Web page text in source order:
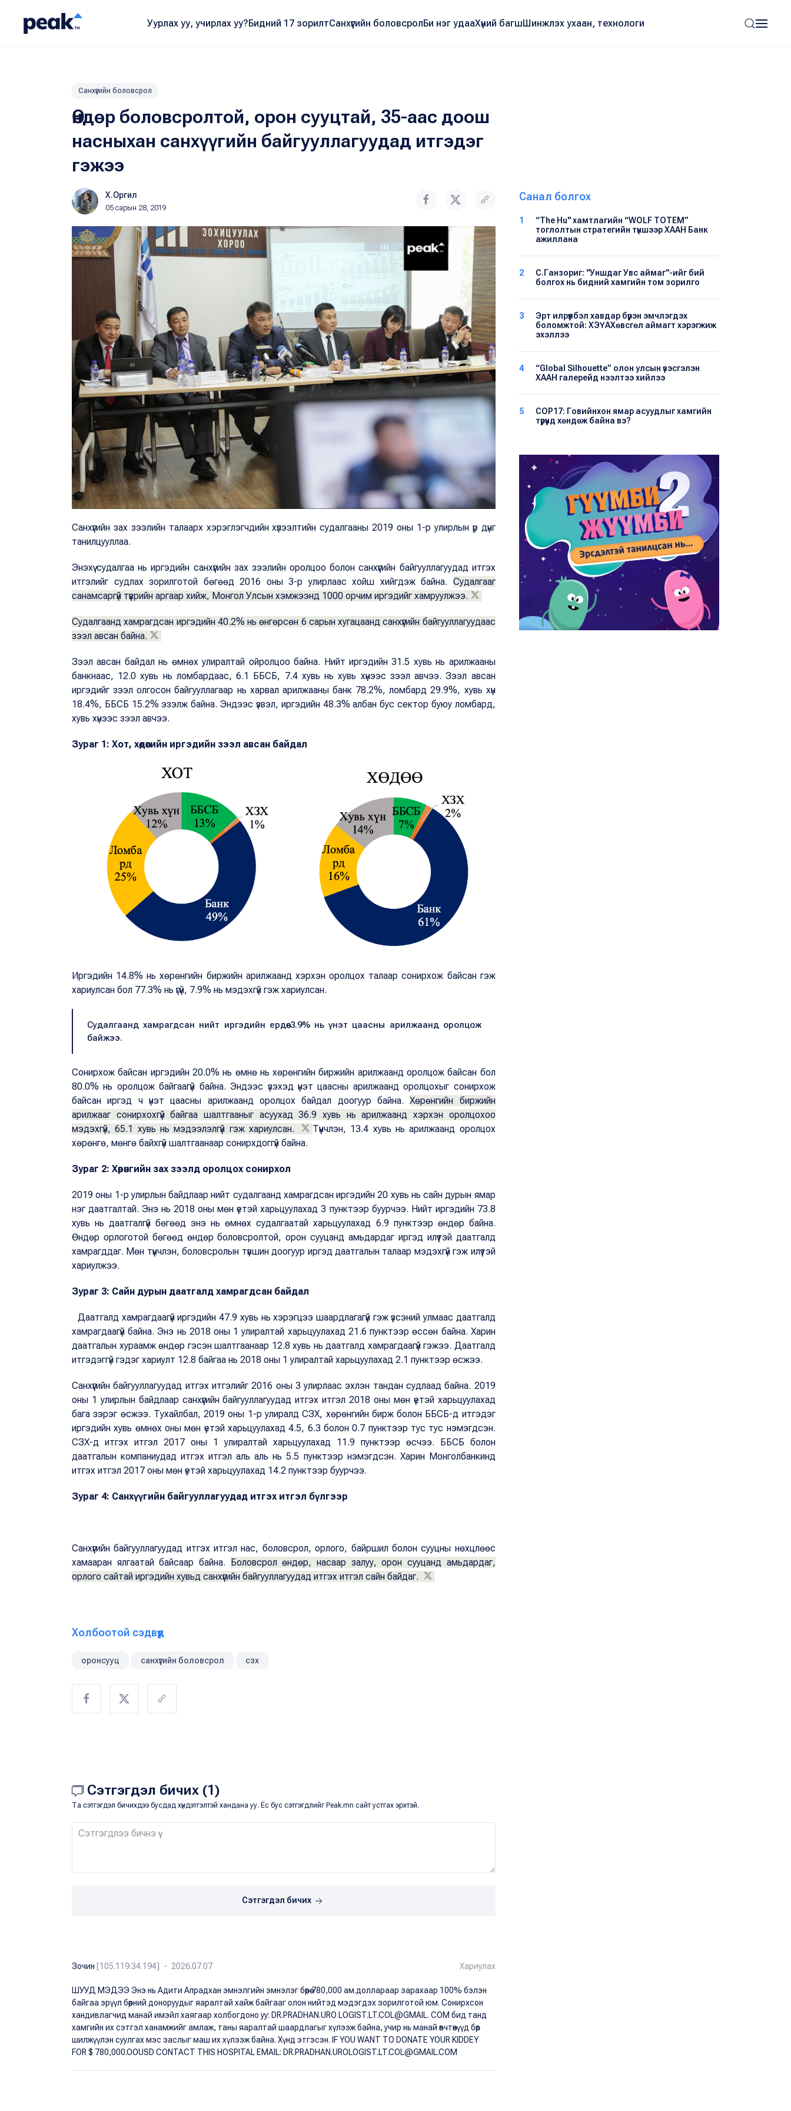
Уурлах уу, учирлах уу?Бидний 17 зорилтСанхүүгийн боловсролБи нэг удааХүний багшШинжлэх ухаан, технологи
Санхүүгийн боловсрол
Өндөр боловсролтой, орон сууцтай, 35-аас доош
насныхан санхүүгийн байгууллагуудад итгэдэг
гэжээ
Х.Оргил
05 сарын 28, 2019
Санхүүгийн зах зээлийн талаарх хэрэглэгчдийн хүлээлтийн судалгааны 2019 оны 1-р улирлын үр дүнг
танилцууллаа.
Энэхүү судалгаа нь иргэдийн санхүүгийн зах зээлийн оролцоо болон санхүүгийн байгууллагуудад итгэх
итгэлийг судлах зорилготой бөгөөд 2016 оны 3-р улирлаас хойш хийгдэж байна. Судалгааг
санамсаргүй түүврийн аргаар хийж, Монгол Улсын хэмжээнд 1000 орчим иргэдийг хамруулжээ.
Судалгаанд хамрагдсан иргэдийн 40.2% нь өнгөрсөн 6 сарын хугацаанд санхүүгийн байгууллагуудаас
зээл авсан байна.
Зээл авсан байдал нь өмнөх улиралтай ойролцоо байна. Нийт иргэдийн 31.5 хувь нь арилжааны
банкнаас, 12.0 хувь нь ломбардаас, 6.1 ББСБ, 7.4 хувь нь хувь хүнээс зээл авчээ. Зээл авсан
иргэдийг зээл олгосон байгууллагаар нь харвал арилжааны банк 78.2%, ломбард 29.9%, хувь хүн
18.4%, ББСБ 15.2% эзэлж байна. Эндээс үзвэл, иргэдийн 48.3% албан бус сектор буюу ломбард,
хувь хүнээс зээл авчээ.
Зураг 1: Хот, хөдөөгийн иргэдийн зээл авсан байдал
Иргэдийн 14.8% нь хөрөнгийн биржийн арилжаанд хэрхэн оролцох талаар сонирхож байсан гэж
хариулсан бол 77.3% нь үгүй, 7.9% нь мэдэхгүй гэж хариулсан.
Судалгаанд хамрагдсан нийт иргэдийн ердөө 3.9% нь үнэт цаасны арилжаанд оролцож
байжээ.
Сонирхож байсан иргэдийн 20.0% нь өмнө нь хөрөнгийн биржийн арилжаанд оролцож байсан бол
80.0% нь оролцож байгаагүй байна. Эндээс үзэхэд үнэт цаасны арилжаанд оролцохыг сонирхож
байсан иргэд ч үнэт цаасны арилжаанд оролцох байдал доогуур байна.Хөрөнгийн биржийн
арилжааг сонирхохгүй байгаа шалтгааныг асуухад 36.9 хувь нь арилжаанд хэрхэн оролцохоо
мэдэхгүй, 65.1 хувь нь мэдээлэлгүй гэж хариулсан.
Түүнчлэн, 13.4 хувь нь арилжаанд оролцох
хөрөнгө, мөнгө байхгүй шалтгаанаар сонирхдоггүй байна.
Зураг 2: Хөрөнгийн зах зээлд оролцох сонирхол
2019 оны 1-р улирлын байдлаар нийт судалгаанд хамрагдсан иргэдийн 20 хувь нь сайн дурын ямар
нэг даатгалтай. Энэ нь 2018 оны мөн үетэй харьцуулахад 3 пунктээр буурчээ. Нийт иргэдийн 73.8
хувь нь даатгалгүй бөгөөд энэ нь өмнөх судалгаатай харьцуулахад 6.9 пунктээр өндөр байна.
Өндөр орлоготой бөгөөд өндөр боловсролтой, орон сууцанд амьдардаг иргэд илүүтэй даатгалд
хамрагддаг. Мөн түүнчлэн, боловсролын түвшин доогуур иргэд даатгалын талаар мэдэхгүй гэж илүүтэй
хариулжээ.
Зураг 3: Сайн дурын даатгалд хамрагдсан байдал
Даатгалд хамрагдаагүй иргэдийн 47.9 хувь нь хэрэгцээ шаардлагагүй гэж үзсэний улмаас даатгалд
хамрагдаагүй байна. Энэ нь 2018 оны 1 улиралтай харьцуулахад 21.6 пунктээр өссөн байна. Харин
даатгалын хураамж өндөр гэсэн шалтгаанаар 12.8 хувь нь даатгалд хамрагдаагүй гэжээ. Даатгалд
итгэдэггүй гэдэг хариулт 12.8 байгаа нь 2018 оны 1 улиралтай харьцуулахад 2.1 пунктээр өсжээ.
Санхүүгийн байгууллагуудад итгэх итгэлийг 2016 оны 3 улирлаас эхлэн тандан судлаад байна. 2019
оны 1 улирлын байдлаар санхүүгийн байгууллагуудад итгэх итгэл 2018 оны мөн үетэй харьцуулахад
бага зэрэг өсжээ. Тухайлбал, 2019 оны 1-р улиралд СЗХ, хөрөнгийн бирж болон ББСБ-д итгэдэг
иргэдийн хувь өмнөх оны мөн үетэй харьцуулахад 4.5, 6.3 болон 0.7 пунктээр тус тус нэмэгдсэн.
СЗХ-д итгэх итгэл 2017 оны 1 улиралтай харьцуулахад 11.9 пунктээр өсчээ. ББСБ болон
даатгалын компаниудад итгэх итгэл аль аль нь 5.5 пунктээр нэмэгдсэн. Харин Монголбанкинд
итгэх итгэл 2017 оны мөн үетэй харьцуулахад 14.2 пунктээр буурчээ.
Зураг 4: Санхүүгийн байгууллагуудад итгэх итгэл бүлгээр
Санхүүгийн байгууллагуудад итгэх итгэл нас, боловсрол, орлого, байршил болон сууцны нөхцлөөс
хамааран ялгаатай байсаар байна.
Боловсрол өндөр, насаар залуу, орон сууцанд амьдардаг,
орлого сайтай иргэдийн хувьд санхүүгийн байгууллагуудад итгэх итгэл сайн байдаг.
Холбоотой сэдвүүд
оронсууц санхүүгийн боловсрол сзх
Сэтгэгдэл бичих (1)
Та сэтгэгдэл бичихдээ бусдад хүндэтгэлтэй хандана уу. Ёс бус сэтгэгдлийг Peak.mn сайт устгах эрхтэй.
Сэтгэгдэл бичих
Зочин [105.119.34.194] ・ 2026.07.07 Хариулах
ШУУД МЭДЭЭ Энэ нь Адити Апрадхан эмнэлгийн эмнэлэг бөөрөө 780,000 ам.доллараар зарахаар 100% бэлэн
байгаа эрүүл бөөрний доноруудыг яаралтай хайж байгааг олон нийтэд мэдэгдэх зорилготой юм. Сонирхсон
хандивлагчид манай имэйл хаягаар холбогдоно уу: DR.PRADHAN.URO LOGIST.LT.COL@GMAIL. COM бид танд
хамгийн их сэтгэл ханамжийг амлаж, таны яаралтай шаардлагыг хүлээж байна, учир нь манай өвчтөнүүд бөөр
шилжүүлэн суулгах мэс заслыг маш их хүлээж байна. Хүнд этгэсэн. IF YOU WANT TO DONATE YOUR KIDDEY
FOR $ 780,000.OOUSD CONTACT THIS HOSPITAL EMAIL: DR.PRADHAN.UROLOGIST.LT.COL@GMAIL.COM
Санал болгох
1
“The Hu" хамтлагийн “WOLF TOTEM”
тоглолтын стратегийн түншээр ХААН Банк
ажиллана
2
С.Ганзориг: "Уншдаг Увс аймаг"-ийг бий
болгох нь бидний хамгийн том зорилго
3
Эрт илрүүлбэл хавдар бүрэн эмчлэгдэх
боломжтой: ХЭҮА​Хөвсгөл аймагт хэрэгжиж
эхэллээ
4
“Global Silhouette” олон улсын үзэсгэлэн
ХААН галерейд нээлтээ хийлээ
5
COP17: Говийнхон ямар асуудлыг хамгийн
түрүүнд хөндөж байна вэ?